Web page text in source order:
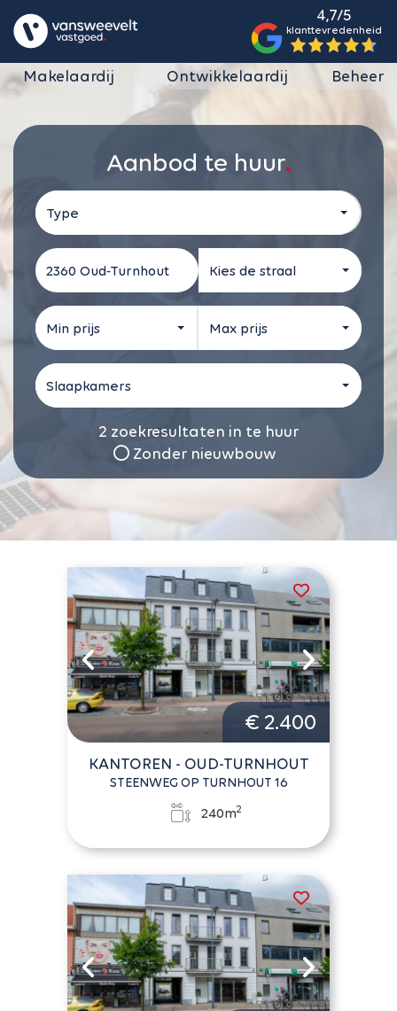
4,7/5
klanttevredenheid
Makelaardij Ontwikkelaardij Beheer
Aanbod te huur
Type
Kies de straal
Min prijs Max prijs
Slaapkamers
2 zoekresultaten in te huur
Zonder nieuwbouw
€ 2.400
KANTOREN - OUD-TURNHOUT
STEENWEG OP TURNHOUT 16
240m2